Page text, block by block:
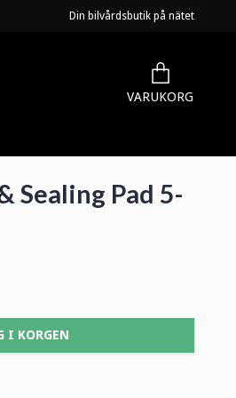
Din bilvårdsbutik på nätet
VARUKORG
Sealing Pad 5-
I KORGEN